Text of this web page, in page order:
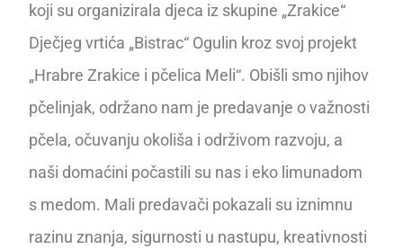
koji su organizirala djeca iz skupine „Zrakice“
Dječjeg vrtića „Bistrac“ Ogulin kroz svoj projekt
„Hrabre Zrakice i pčelica Meli“. Obišli smo njihov
pčelinjak, održano nam je predavanje o važnosti
pčela, očuvanju okoliša i održivom razvoju, a
naši domaćini počastili su nas i eko limunadom
s medom. Mali predavači pokazali su iznimnu
razinu znanja, sigurnosti u nastupu, kreativnosti